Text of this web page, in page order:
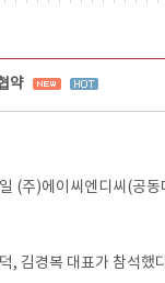
약
주)에이씨엔디씨(공
, 김경복 대표가 참석했